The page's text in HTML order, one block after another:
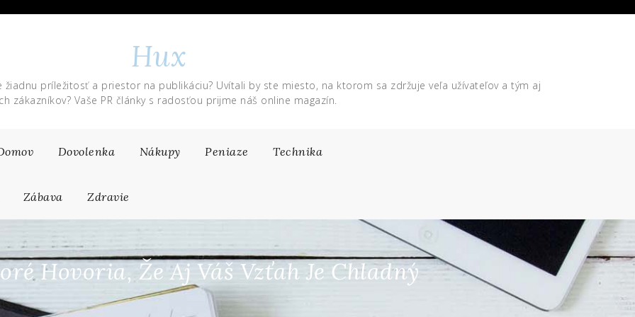
Hux
žiadnu príležitosť a priestor na publikáciu? Uvítali by ste miesto, na ktorom sa zdržuje veľa užívateľov a tým aj
zákazníkov? Vaše PR články s radosťou prijme náš online magazín.
Dovolenka Nákupy Peniaze Technika
Zábava Zdravie
Hovoria, Že Aj Váš Vzťah Je Chladný